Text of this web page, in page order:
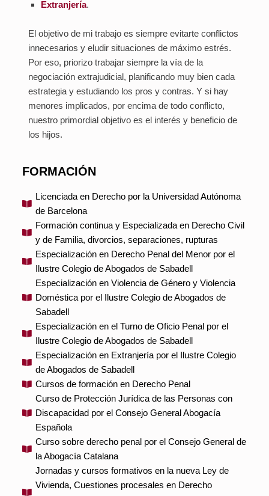
Extranjería.
El objetivo de mi trabajo es siempre evitarte conflictos
innecesarios y eludir situaciones de máximo estrés.
Por eso, priorizo trabajar siempre la vía de la
negociación extrajudicial, planificando muy bien cada
estrategia y estudiando los pros y contras. Y si hay
menores implicados, por encima de todo conflicto,
nuestro primordial objetivo es el interés y beneficio de
los hijos.
FORMACIÓN
Licenciada en Derecho por la Universidad Autónoma
de Barcelona
Formación continua y Especializada en Derecho Civil
y de Familia, divorcios, separaciones, rupturas
Especialización en Derecho Penal del Menor por el
Ilustre Colegio de Abogados de Sabadell
Especialización en Violencia de Género y Violencia
Doméstica por el Ilustre Colegio de Abogados de
Sabadell
Especialización en el Turno de Oficio Penal por el
Ilustre Colegio de Abogados de Sabadell
Especialización en Extranjería por el Ilustre Colegio
de Abogados de Sabadell
Cursos de formación en Derecho Penal
Curso de Protección Jurídica de las Personas con
Discapacidad por el Consejo General Abogacía
Española
Curso sobre derecho penal por el Consejo General de
la Abogacía Catalana
Jornadas y cursos formativos en la nueva Ley de
Vivienda, Cuestiones procesales en Derecho